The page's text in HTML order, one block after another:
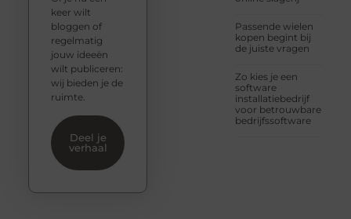
Passende wielen
kopen begint bij
de juiste vragen
Zo kies je een
software
installatiebedrijf
voor betrouwbare
bedrijfssoftware
keer wilt
bloggen of
regelmatig
jouw ideeën
wilt publiceren:
wij bieden je de
ruimte.
Deel je
verhaal